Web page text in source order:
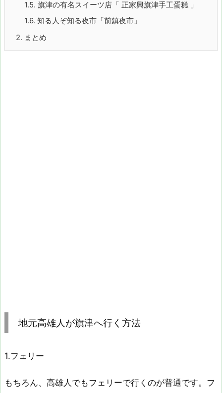
1.5. 旗津の有名スイーツ店「 正家興旗津手工蛋糕 」
1.6. 知る人ぞ知る夜市「前鎮夜市」
2. まとめ
地元高雄人が旗津へ行く方法
1.フェリー
もちろん、高雄人でもフェリーで行くのが普通です。フ